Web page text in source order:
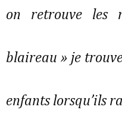
on retrouve les
blaireau » je
enfants lorsqu’ils